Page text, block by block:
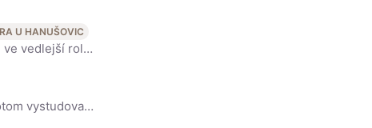
U HANUŠOVIC
Český herec, držitel Českého lva za nejlepší mužský herecký výkon ve vedlejší roli v roce 2011 ve snímku Nevinnost. V televizi a na filmovém plátně jej diváci mohou vídat již od roku 1993. Objevil se n
Slovenský herec. Své dětství prožil v Hriňové. Vyučil se sklářem, potom vystudoval herectví na VŠMU. Je členem hereckého souboru divadla Astorka Korzo '90. Hostuje i v SND. Zahrál si několik hlavních a